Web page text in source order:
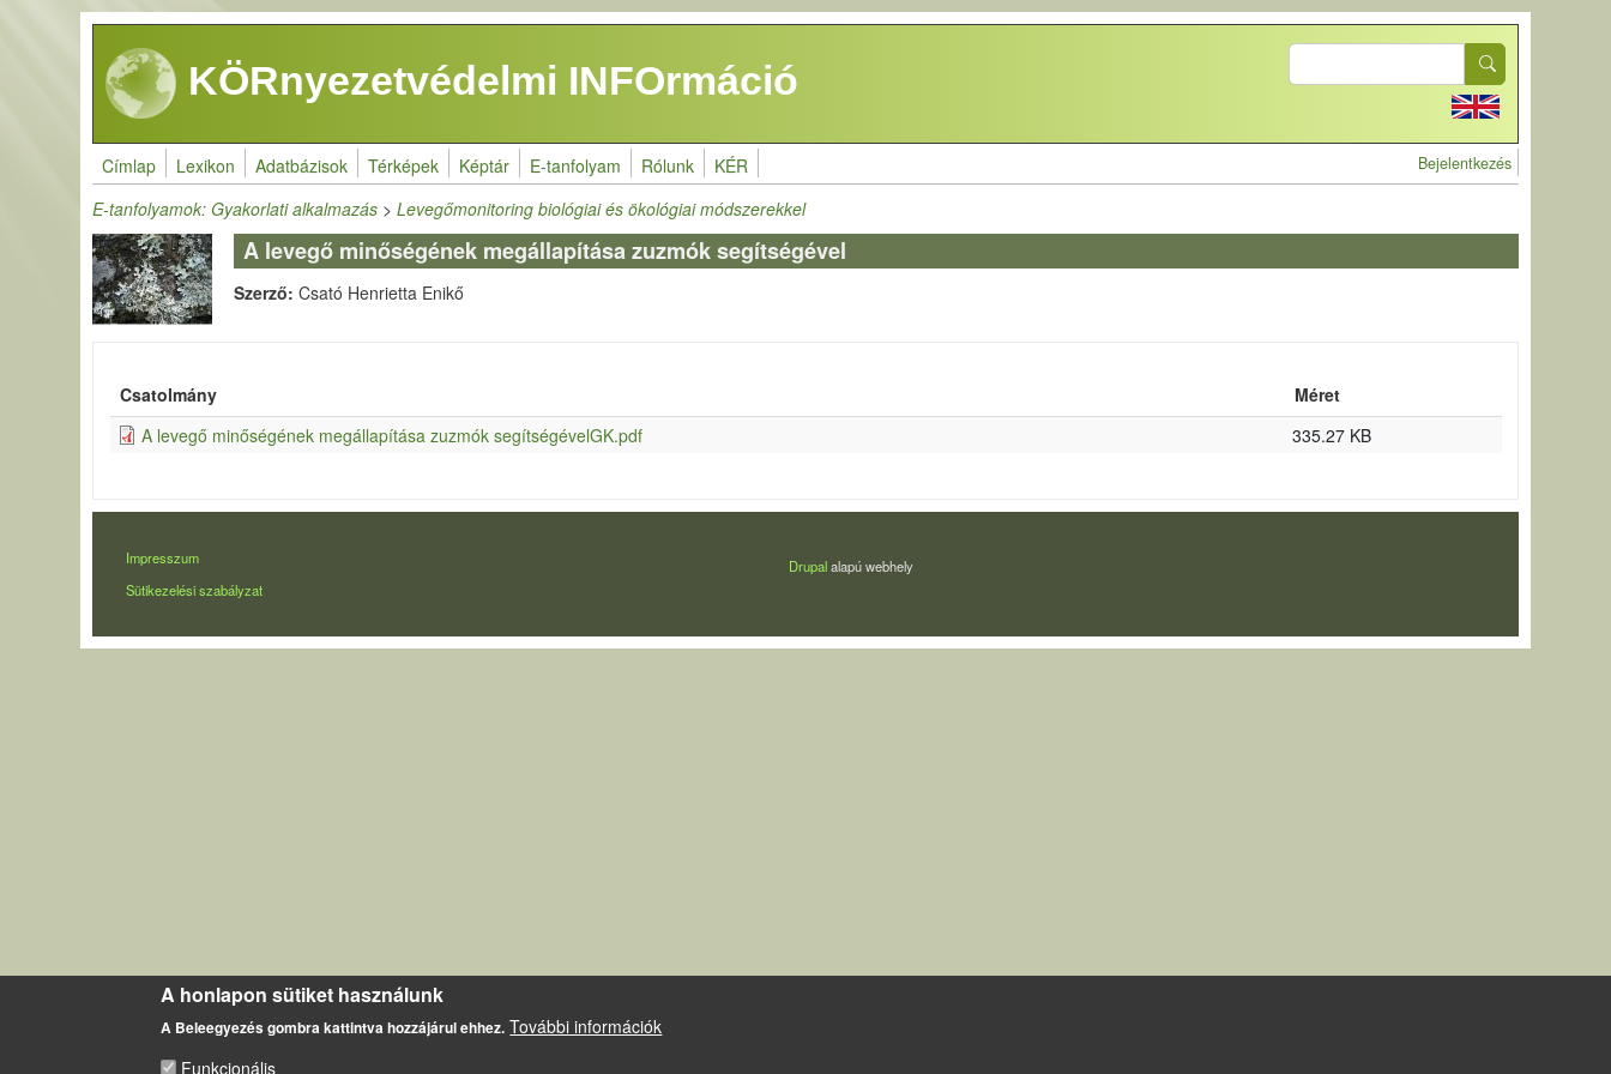
Ugrás a tartalomra
KÖRnyezetvédelmi INFOrmáció
Search
Címlap Lexikon Adatbázisok Térképek Képtár E-tanfolyam Rólunk KÉR User account
Bejelentkezés
E-tanfolyamok: Gyakorlati alkalmazás >Levegőmonitoring biológiai és ökológiai módszerekkel
A levegő minőségének megállapítása zuzmók segítségével
Szerző:Csató Henrietta Enikő
Csatolmány
Méret
A levegő minőségének megállapítása zuzmók segítségévelGK.pdf
335.27 KB
LÁBLÉC
Impresszum
Sütikezelési szabályzat
Drupalalapú webhely
A honlapon sütiket használunk
A Beleegyezés gombra kattintva hozzájárul ehhez. További információk
Funkcionális